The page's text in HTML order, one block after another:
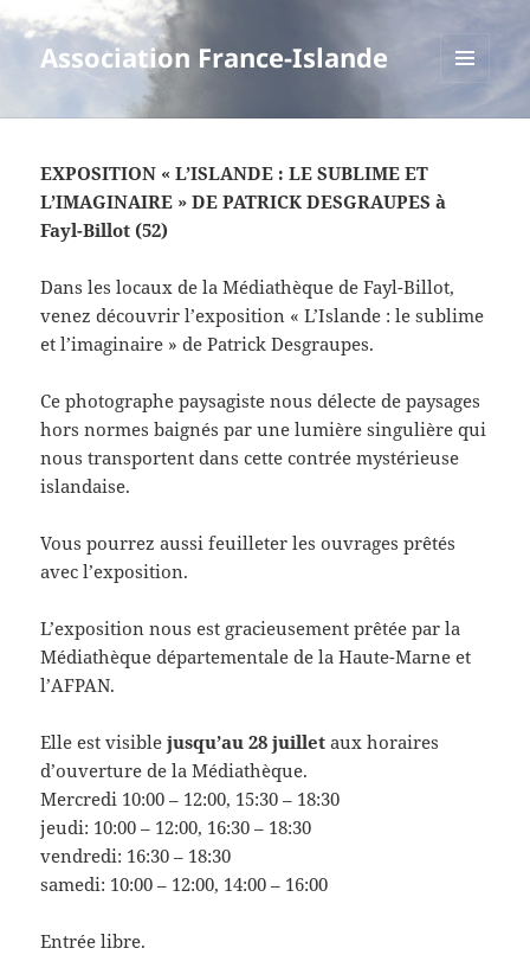
Association France-Islande
EXPOSITION « L’ISLANDE : LE SUBLIME ET
L’IMAGINAIRE » DE PATRICK DESGRAUPES à
Fayl-Billot (52)
Dans les locaux de la Médiathèque de Fayl-Billot,
venez découvrir l’exposition « L’Islande : le sublime
et l’imaginaire » de Patrick Desgraupes.
Ce photographe paysagiste nous délecte de paysages
hors normes baignés par une lumière singulière qui
nous transportent dans cette contrée mystérieuse
islandaise.
Vous pourrez aussi feuilleter les ouvrages prêtés
avec l’exposition.
L’exposition nous est gracieusement prêtée par la
Médiathèque départementale de la Haute-Marne et
l’AFPAN.
Elle est visiblejusqu’au 28 juillet aux horaires
d’ouverture de la Médiathèque.
Mercredi 10:00 – 12:00, 15:30 – 18:30
jeudi: 10:00 – 12:00, 16:30 – 18:30
vendredi: 16:30 – 18:30
samedi: 10:00 – 12:00, 14:00 – 16:00
Entrée libre.